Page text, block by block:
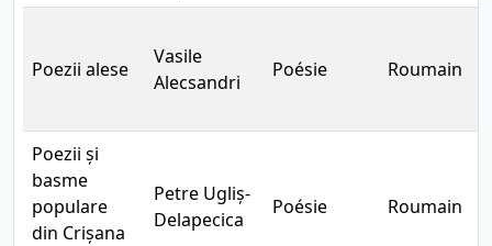
Poezii alese
Vasile
Alecsandri
Poésie Roumain
Poezii și
basme
populare
din Crișana
Petre Ugliș-
Delapecica
Poésie Roumain